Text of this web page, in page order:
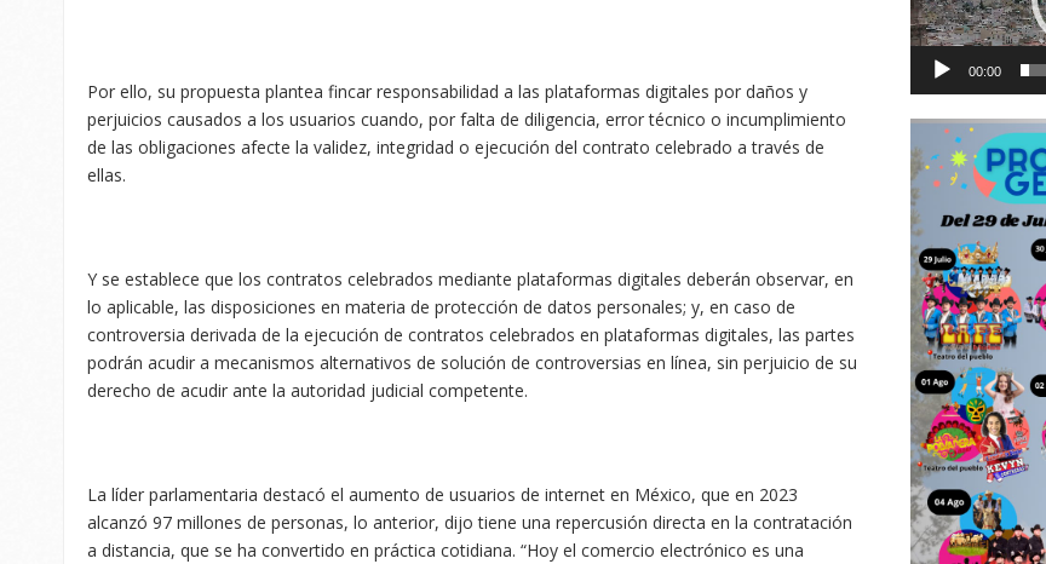
Por ello, su propuesta plantea fincar responsabilidad a las plataformas digitales por daños y
perjuicios causados a los usuarios cuando, por falta de diligencia, error técnico o incumplimiento
de las obligaciones afecte la validez, integridad o ejecución del contrato celebrado a través de
ellas.
Y se establece que los contratos celebrados mediante plataformas digitales deberán observar, en
lo aplicable, las disposiciones en materia de protección de datos personales; y, en caso de
controversia derivada de la ejecución de contratos celebrados en plataformas digitales, las partes
podrán acudir a mecanismos alternativos de solución de controversias en línea, sin perjuicio de su
derecho de acudir ante la autoridad judicial competente.
La líder parlamentaria destacó el aumento de usuarios de internet en México, que en 2023
alcanzó 97 millones de personas, lo anterior, dijo tiene una repercusión directa en la contratación
a distancia, que se ha convertido en práctica cotidiana. “Hoy el comercio electrónico es una
00:00